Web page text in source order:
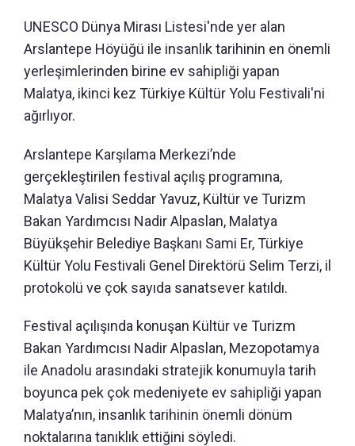
UNESCO Dünya Mirası Listesi'nde yer alan
Arslantepe Höyüğü ile insanlık tarihinin en önemli
yerleşimlerinden birine ev sahipliği yapan
Malatya, ikinci kez Türkiye Kültür Yolu Festivali'ni
ağırlıyor.
Arslantepe Karşılama Merkezi’nde
gerçekleştirilen festival açılış programına,
Malatya Valisi Seddar Yavuz, Kültür ve Turizm
Bakan Yardımcısı Nadir Alpaslan, Malatya
Büyükşehir Belediye Başkanı Sami Er, Türkiye
Kültür Yolu Festivali Genel Direktörü Selim Terzi, il
protokolü ve çok sayıda sanatsever katıldı.
Festival açılışında konuşan Kültür ve Turizm
Bakan Yardımcısı Nadir Alpaslan, Mezopotamya
ile Anadolu arasındaki stratejik konumuyla tarih
boyunca pek çok medeniyete ev sahipliği yapan
Malatya’nın, insanlık tarihinin önemli dönüm
noktalarına tanıklık ettiğini söyledi.